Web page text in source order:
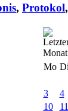
, Protokol,
Mo Di
3
4
10
11